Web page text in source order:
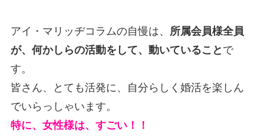
アイ・マリッヂコラムの自慢は、
所属会員様全員
が、何かしらの活動をして、動いていること で
す。
皆さん、とても活発に、自分らしく婚活を楽しん
でいらっしゃいます。
特に、女性様は、すごい！！